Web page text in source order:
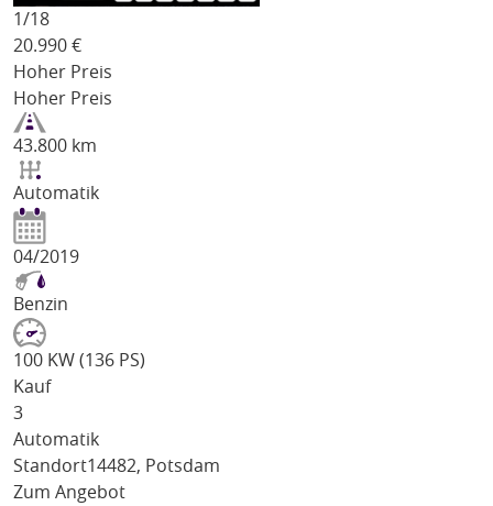
1/18
20.990 €
Hoher Preis
Hoher Preis
43.800 km
Automatik
04/2019
Benzin
100 KW (136 PS)
Kauf
3
Automatik
Standort14482, Potsdam
Zum Angebot